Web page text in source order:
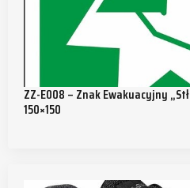
ZZ-E008 – Znak Ewakuacyjny
150×150